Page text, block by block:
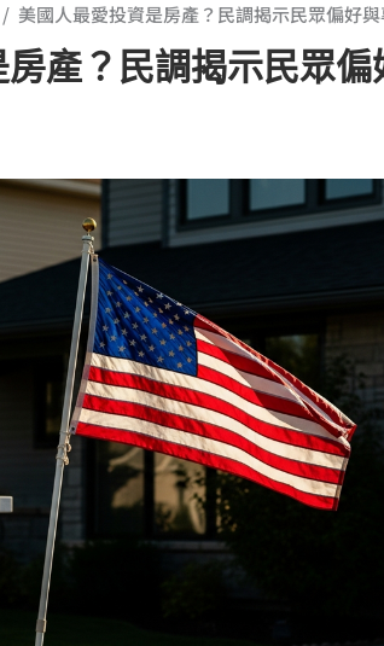
/ 美國人最愛投資是房產？民調揭示民眾偏好
產？民調揭示民眾